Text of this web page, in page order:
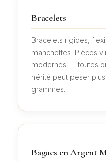
Bracelets
Bracelets rigides,
manchettes. Pièces
modernes — toutes
hérité peut peser
grammes.
Bagues en Argent